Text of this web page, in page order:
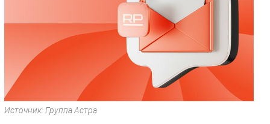
Outsourcing
Кадры
Web
Источник: Группа Астра